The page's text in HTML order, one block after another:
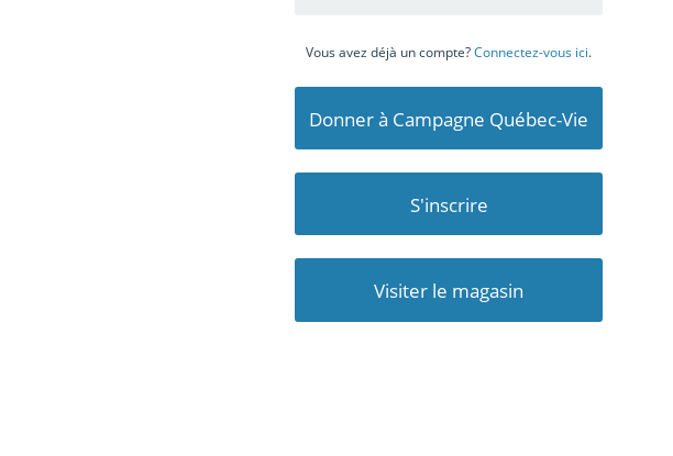
Vous avez déjà un compte?Connectez-vous ici.
Donner à Campagne Québec-Vie
S'inscrire
Visiter le magasin